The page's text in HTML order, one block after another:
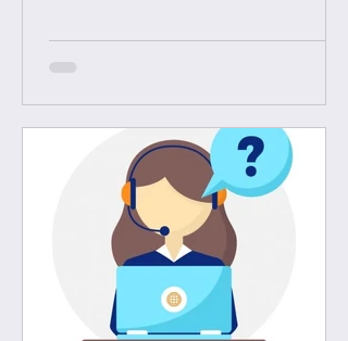
다. Vip...